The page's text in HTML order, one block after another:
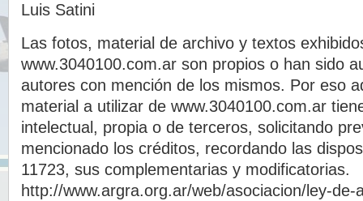
Luis Satini
Las fotos, material de archivo y textos
www.3040100.com.ar son propios o han sido
autores con mención de los mismos. Por eso
material a utilizar de www.3040100.com.ar
intelectual, propia o de terceros, solicitando
mencionado los créditos, recordando las
11723, sus complementarias y modificatorias.
http://www.argra.org.ar/web/asociacion/ley-de-